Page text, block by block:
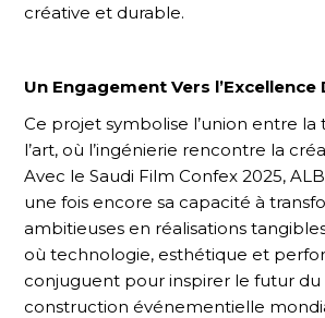
créative et durable.
Un Engagement Vers l’Excellence
Ce projet symbolise l’union entre
l’art, où l’ingénierie rencontre la
Avec le Saudi Film Confex 2025,
une fois encore sa capacité à
ambitieuses en réalisations
où technologie, esthétique et
conjuguent pour inspirer le futur du
construction événementielle